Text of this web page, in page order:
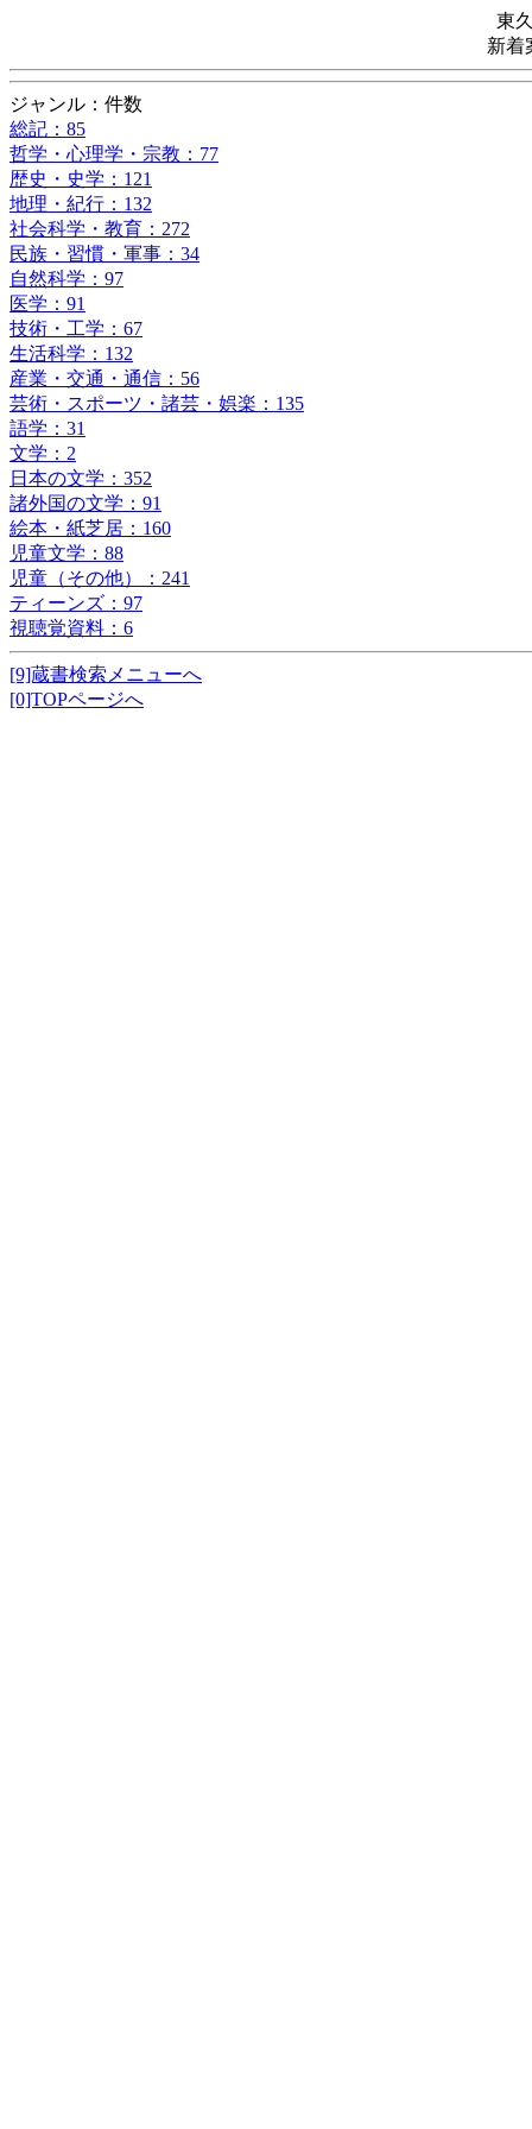
東
新着
ジャンル：件数
総記：85
哲学・心理学・宗教：77
歴史・史学：121
地理・紀行：132
社会科学・教育：272
民族・習慣・軍事：34
自然科学：97
医学：91
技術・工学：67
生活科学：132
産業・交通・通信：56
芸術・スポーツ・諸芸・娯楽：135
語学：31
文学：2
日本の文学：352
諸外国の文学：91
絵本・紙芝居：160
児童文学：88
児童（その他）：241
ティーンズ：97
視聴覚資料：6
[9]蔵書検索メニューへ
[0]TOPページへ